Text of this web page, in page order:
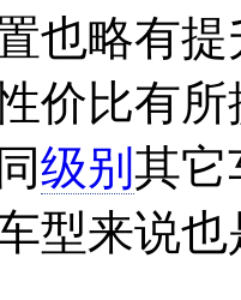
也略有
价比有
级别 其它
型来说